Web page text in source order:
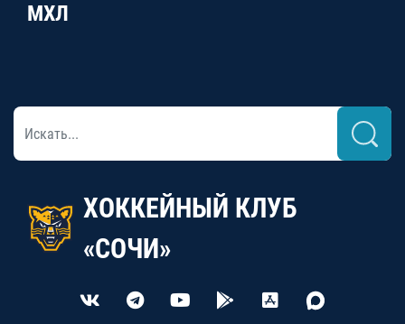
МХЛ
ХОККЕЙНЫЙ КЛУБ
«СОЧИ»